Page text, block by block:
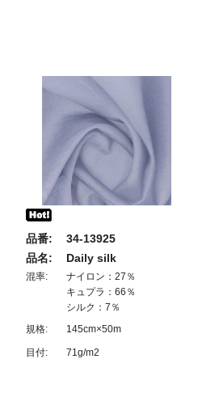
品番:
34-13925
品名:
Daily silk
混率:
ナイロン：27％
キュプラ：66％
シルク：7％
規格:
145cm×50m
目付: 71g/m2